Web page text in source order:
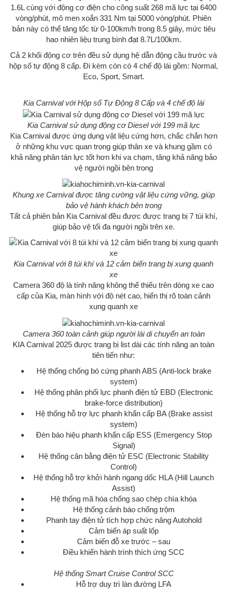
1.6L cùng với động cơ điện cho công suất 268 mã lực tại 6400
vòng/phút, mô men xoắn 331 Nm tại 5000 vòng/phút. Phiên
bản này có thể tăng tốc từ 0-100km/h trong 8.5 giây, mức tiêu
hao nhiên liệu trung bình đạt 8.7L/100km.
Cả 2 khối động cơ trên đều sử dụng hệ dẫn động cầu trước và
hộp số tự động 8 cấp. Đi kèm còn có 4 chế độ lái gồm: Normal,
Eco, Sport, Smart.
Kia Carnival với Hộp số Tự Động 8 Cấp và 4 chế độ lái
Kia Carnival sử dụng động cơ Diesel với 199 mã lực
Kia Carnival được ứng dụng vật liệu cứng hơn, chắc chắn hơn
ở những khu vực quan trọng giúp thân xe và khung gầm có
khả năng phân tán lực tốt hơn khi va chạm, tăng khả năng bảo
vệ người ngồi bên trong
Khung xe Carnival được tăng cường vật liệu cứng vững, giúp
bảo vệ hành khách bên trong
Tất cả phiên bản Kia Carnival đều được được trang bị 7 túi khí,
giúp bảo vệ tối đa người ngồi trên xe.
Kia Carnival với 8 túi khí và 12 cảm biến trang bị xung quanh
xe
Camera 360 độ là tính năng không thể thiếu trên dòng xe cao
cấp của Kia, màn hình với độ nét cao, hiển thị rõ toàn cảnh
xung quanh xe
Camera 360 toàn cảnh giúp người lái di chuyển an toàn
KIA Carnival 2025 được trang bị list dài các tính năng an toàn
tiên tiến như:
Hệ thống chống bó cứng phanh ABS (Anti-lock brake
system)
Hệ thống phân phối lực phanh điện tử EBD (Electronic
brake-force distribution)
Hệ thống hỗ trợ lực phanh khẩn cấp BA (Brake assist
system)
Đèn báo hiệu phanh khẩn cấp ESS (Emergency Stop
Signal)
Hệ thống cân bằng điện tử ESC (Electronic Stability
Control)
Hệ thống hỗ trợ khởi hành ngang dốc HLA (Hill Launch
Assist)
Hệ thống mã hóa chống sao chép chìa khóa
Hệ thống cảnh báo chống trộm
Phanh tay điện tử tích hợp chức năng Autohold
Cảm biến áp suất lốp
Cảm biến đỗ xe trước – sau
Điều khiển hành trình thích ứng SCC
Hệ thống Smart Cruise Control SCC
Hỗ trợ duy trì làn đường LFA